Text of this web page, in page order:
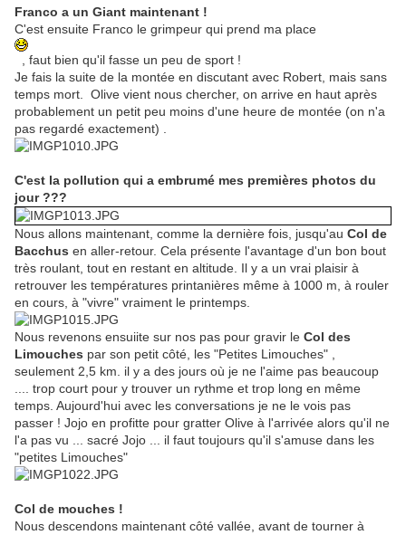
Franco a un Giant maintenant !
C'est ensuite Franco le grimpeur qui prend ma place
, faut bien qu'il fasse un peu de sport !
Je fais la suite de la montée en discutant avec Robert, mais sans
temps mort. Olive vient nous chercher, on arrive en haut après
probablement un petit peu moins d'une heure de montée (on n'a
pas regardé exactement) .
C'est la pollution qui a embrumé mes premières photos du
jour ???
Nous allons maintenant, comme la dernière fois, jusqu'au Col de
Bacchus en aller-retour. Cela présente l'avantage d'un bon bout
très roulant, tout en restant en altitude. Il y a un vrai plaisir à
retrouver les températures printanières même à 1000 m, à rouler
en cours, à "vivre" vraiment le printemps.
Nous revenons ensuiite sur nos pas pour gravir le Col des
Limouches par son petit côté, les "Petites Limouches" ,
seulement 2,5 km. il y a des jours où je ne l'aime pas beaucoup
.... trop court pour y trouver un rythme et trop long en même
temps. Aujourd'hui avec les conversations je ne le vois pas
passer ! Jojo en profitte pour gratter Olive à l'arrivée alors qu'il ne
l'a pas vu ... sacré Jojo ... il faut toujours qu'il s'amuse dans les
"petites Limouches"
Col de mouches !
Nous descendons maintenant côté vallée, avant de tourner à